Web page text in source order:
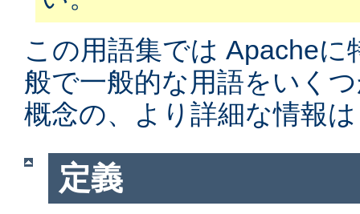
この用語集では Apache
般で一般的な用語をいく
概念の、より詳細な情報
定義